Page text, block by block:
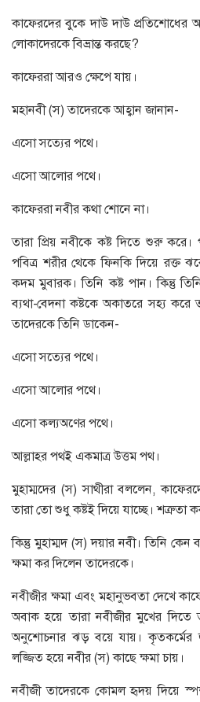
কাফেরদের বুকে দাউ দাউ
লোকাদেরকে বিভ্রান্ত করছে?
কাফেররা আরও ক্ষেপে যায়।
মহানবী (স) তাদেরকে আহ্বান জানান-
এসো সত্যের পথে।
এসো আলোর পথে।
কাফেররা নবীর কথা শোনে না।
তারা প্রিয় নবীকে কষ্ট দিতে শুরু
পবিত্র শরীর থেকে ফিনকি দিয়ে রক্ত
কদম মুবারক। তিনি কষ্ট পান। কিন্তু
ব্যথা-বেদনা কষ্টকে অকাতরে সহ্য করে
তাদেরকে তিনি ডাকেন-
এসো সত্যের পথে।
এসো আলোর পথে।
এসো কল্যঅণের পথে।
আল্লাহর পথই একমাত্র উত্তম পথ।
মুহাম্মদের (স) সাথীরা বললেন,
তারা তো শুধু কষ্টই দিয়ে যাচ্ছে। শত্রুতা
কিন্তু মুহাম্মদ (স) দয়ার নবী। তিনি কেন
ক্ষমা কর দিলেন তাদেরকে।
নবীজীর ক্ষমা এবং মহানুভবতা দেখে
অবাক হয়ে তারা নবীজীর মুখের দিতে
অনুশোচনার ঝড় বয়ে যায়। কৃতকর্মের
লজ্জিত হয়ে নবীর (স) কাছে ক্ষমা চায়।
নবীজী তাদেরকে কোমল হৃদয় দিয়ে